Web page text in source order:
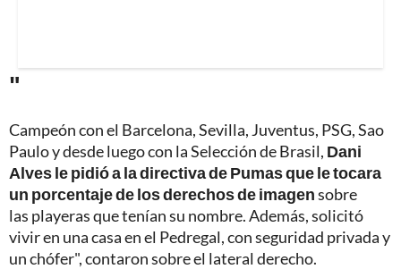
"
Campeón con el Barcelona, Sevilla, Juventus, PSG, Sao
Paulo y desde luego con la Selección de Brasil, Dani
Alves le pidió a la directiva de Pumas que le tocara
un porcentaje de los derechos de imagensobre
las playeras que tenían su nombre. Además, solicitó
vivir en una casa en el Pedregal, con seguridad privada y
un chófer", contaron sobre el lateral derecho.